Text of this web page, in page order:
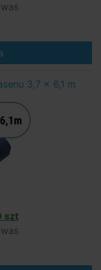
3,7 x 6,1 m
szt